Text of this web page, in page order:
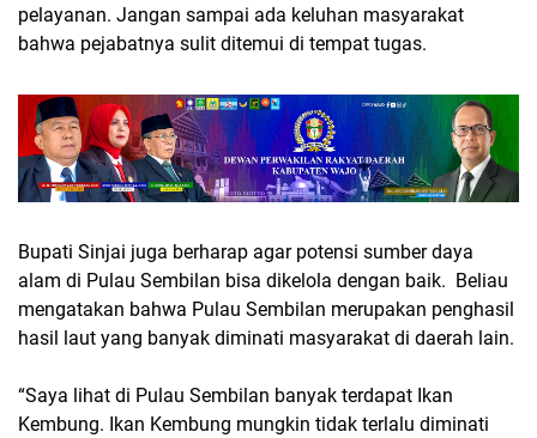
pelayanan. Jangan sampai ada keluhan masyarakat
bahwa pejabatnya sulit ditemui di tempat tugas.
Bupati Sinjai juga berharap agar potensi sumber daya
alam di Pulau Sembilan bisa dikelola dengan baik. Beliau
mengatakan bahwa Pulau Sembilan merupakan penghasil
hasil laut yang banyak diminati masyarakat di daerah lain.
“Saya lihat di Pulau Sembilan banyak terdapat Ikan
Kembung. Ikan Kembung mungkin tidak terlalu diminati